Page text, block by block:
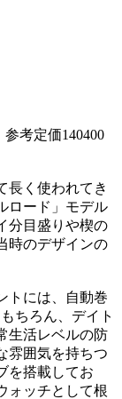
考定価140400
長く使われてき
ロード」モデル
分目盛りや楔の
時のデザインの
トには、自動巻
ちろん、デイト
生活レベルの防
雰囲気を持ちつ
を搭載してお
ォッチとして根